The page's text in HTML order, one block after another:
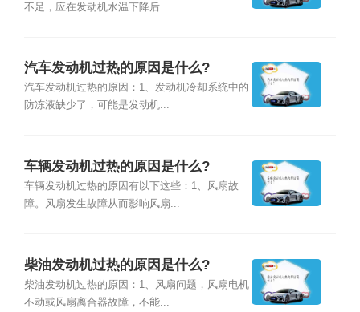
不足，应在发动机水温下降后...
汽车发动机过热的原因是什么?
汽车发动机过热的原因：1、发动机冷却系统中的
防冻液缺少了，可能是发动机...
车辆发动机过热的原因是什么?
车辆发动机过热的原因有以下这些：1、风扇故
障。风扇发生故障从而影响风扇...
柴油发动机过热的原因是什么?
柴油发动机过热的原因：1、风扇问题，风扇电机
不动或风扇离合器故障，不能...